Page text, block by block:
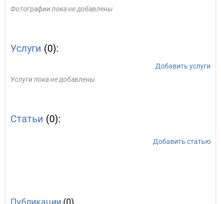
Фотографии пока не добавлены
Услуги (0):
Добавить услуги
Услуги пока не добавлены
Статьи (0):
Добавить статью
Публикации (0)